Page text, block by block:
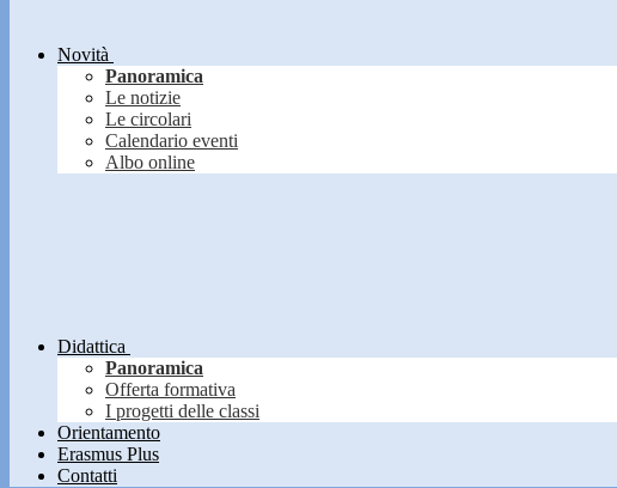
Novità
Panoramica
Le notizie
Le circolari
Calendario eventi
Albo online
Didattica
Panoramica
Offerta formativa
I progetti delle classi
Orientamento
Erasmus Plus
Contatti